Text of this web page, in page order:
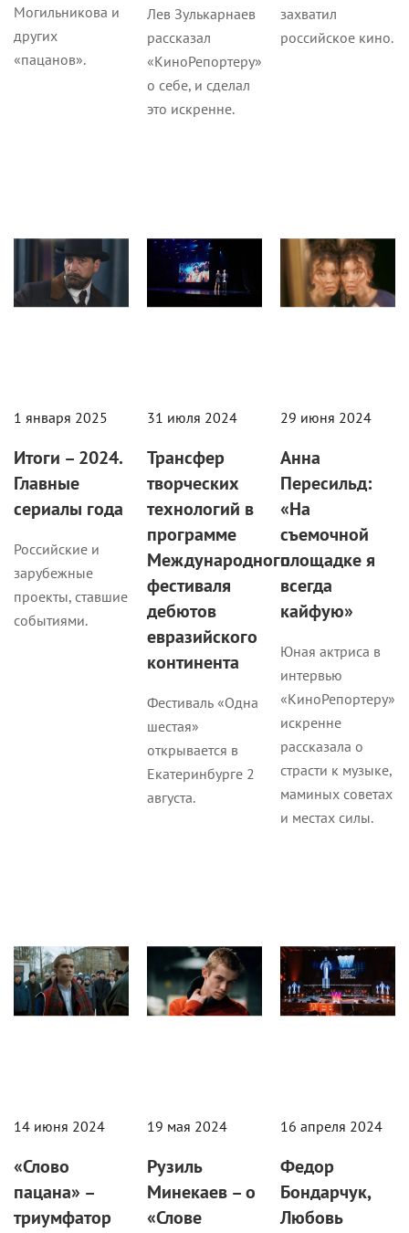
Могильникова и
других
«пацанов».
Лев Зулькарнаев
рассказал
«КиноРепортеру»
о себе, и сделал
это искренне.
захватил
российское кино.
1 января 2025
Итоги – 2024.
Главные
сериалы года
Российские и
зарубежные
проекты, ставшие
событиями.
31 июля 2024
Трансфер
творческих
технологий в
программе
Международного
фестиваля
дебютов
евразийского
континента
Фестиваль «Одна
шестая»
открывается в
Екатеринбурге 2
августа.
29 июня 2024
Анна
Пересильд:
«На
съемочной
площадке я
всегда
кайфую»
Юная актриса в
интервью
«КиноРепортеру»
искренне
рассказала о
страсти к музыке,
маминых советах
и местах силы.
14 июня 2024
«Слово
пацана» –
триумфатор
19 мая 2024
Рузиль
Минекаев – о
«Слове
16 апреля 2024
Федор
Бондарчук,
Любовь